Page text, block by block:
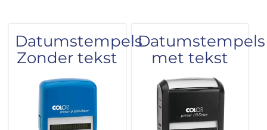
Datumstempels
Zonder tekst
Datumstempels
met tekst